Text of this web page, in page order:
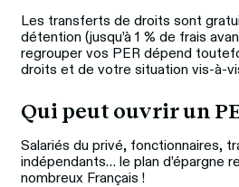
Les transferts de droits sont
détention (jusqu’à 1 % de frais
regrouper vos PER dépend
droits et de votre situation vis-à-
Qui peut ouvrir un
Salariés du privé, fonctionnaires,
indépendants… le plan d’épargne
nombreux Français !